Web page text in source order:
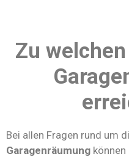
Zu
Bei allen Fragen rund um
Garagenräumung können